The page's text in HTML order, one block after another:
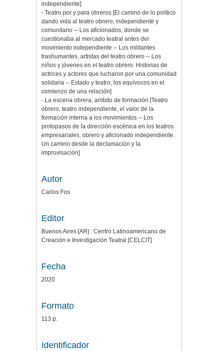
independiente]
- Teatro por y para obreros [El camino de lo político
dando vida al teatro obrero, independiente y
comunitario -- Los aficionados, donde se
cuestionaba al mercado teatral antes del
movimiento independiente -- Los militantes
trashumantes, artistas del teatro obrero -- Los
niños y jóvenes en el teatro obrero. Historias de
actrices y actores que lucharon por una comunidad
solidaria -- Estado y teatro, los equívocos en el
comienzo de una relación]
- La escena obrera, ambito de formación [Teatro
obrero, teatro independiente, el valor de la
formación interna a los movimientos -- Los
protopasos de la dirección escénica en los teatros
empresariales, obrero y aficionado independiente.
Un camino desde la declamación y la
improvisación]
Autor
Carlos Fos
Editor
Buenos Aires [AR] : Centro Latinoamericano de
Creación e Investigación Teatral [CELCIT]
Fecha
2020
Formato
113 p.
Identificador